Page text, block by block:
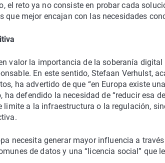
el reto ya no consiste en probar cada
que mejor encajan con las necesidades
valor la importancia de la soberanía
En este sentido, Stefaan Verhulst,
ha advertido de que “en Europa existe
defendido la necesidad de “reducir esa
a la infraestructura o la regulación,
necesita generar mayor influencia a
de datos y una “licencia social” que